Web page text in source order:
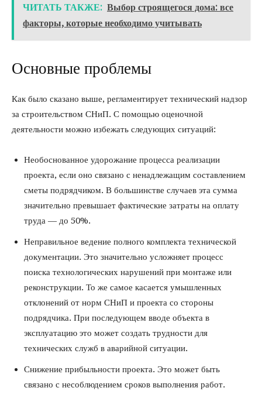
ЧИТАТЬ ТАКЖЕ: Выбор строящегося дома: все
факторы, которые необходимо учитывать
Основные проблемы
Как было сказано выше, регламентирует технический надзор
за строительством СНиП. С помощью оценочной
деятельности можно избежать следующих ситуаций:
Необоснованное удорожание процесса реализации
проекта, если оно связано с ненадлежащим составлением
сметы подрядчиком. В большинстве случаев эта сумма
значительно превышает фактические затраты на оплату
труда — до 50%.
Неправильное ведение полного комплекта технической
документации. Это значительно усложняет процесс
поиска технологических нарушений при монтаже или
реконструкции. То же самое касается умышленных
отклонений от норм СНиП и проекта со стороны
подрядчика. При последующем вводе объекта в
эксплуатацию это может создать трудности для
технических служб в аварийной ситуации.
Снижение прибыльности проекта. Это может быть
связано с несоблюдением сроков выполнения работ.